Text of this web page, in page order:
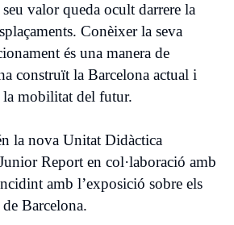
valor queda ocult darrere la
Conèixer la seva
és una manera de
construït la Barcelona actual i
la mobilitat del futur.
la nova Unitat Didàctica
Report en col·laboració amb
amb l’exposició sobre els
Barcelona.